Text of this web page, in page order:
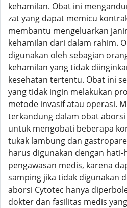
kehamilan. Obat ini
zat yang dapat memicu
membantu mengeluarkan
kehamilan dari dalam rahim.
digunakan oleh sebagian
kehamilan yang tidak
kesehatan tertentu. Obat ini
yang tidak ingin melakukan
metode invasif atau operasi.
terkandung dalam obat
untuk mengobati beberapa
tukak lambung dan
harus digunakan dengan
pengawasan medis, karena
samping jika tidak digunakan
aborsi Cytotec hanya
dokter dan fasilitas medis